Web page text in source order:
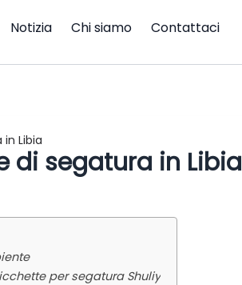
Notizia Chi siamo Contattaci
Libia
di segatura in Libia
per segatura Shuliy